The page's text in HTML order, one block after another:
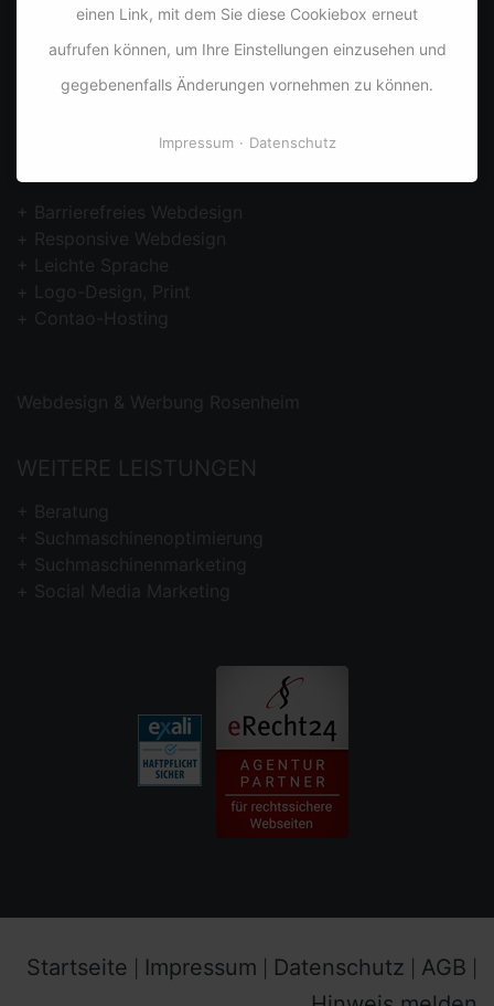
Fax: +49 (0)8031 287 81 02
info@dyco.de
Barrierefreies Webdesign
Responsive Webdesign
Leichte Sprache
Logo-Design, Print
Contao-Hosting
Webdesign & Werbung Rosenheim
WEITERE LEISTUNGEN
Beratung
Suchmaschinenoptimierung
Suchmaschinenmarketing
Social Media Marketing
Startseite Impressum Datenschutz AGB
einen Link, mit dem Sie diese Cookiebox erneut
aufrufen können, um Ihre Einstellungen einzusehen und
gegebenenfalls Änderungen vornehmen zu können.
Impressum Datenschutz